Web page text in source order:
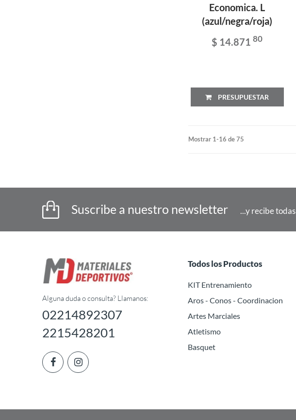
Economica. L
(azul/negra/roja)
$ 14.87180
PRESUPUESTAR
Mostrar 1-16 de 75
Suscribe a nuestro newsletter ...y recibe todas
Alguna duda o consulta? Llamanos:
02214892307
2215428201
Todos los Productos
KIT Entrenamiento
Aros - Conos - Coordinacion
Artes Marciales
Atletismo
Basquet